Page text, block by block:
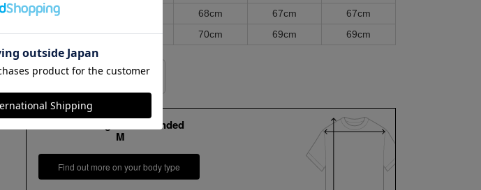
68cm 67cm
67cm
XL
54cm 70cm 69cm 69cm
サイズの測り方
173cm 70kgRecommended
M
Find out more on your body type